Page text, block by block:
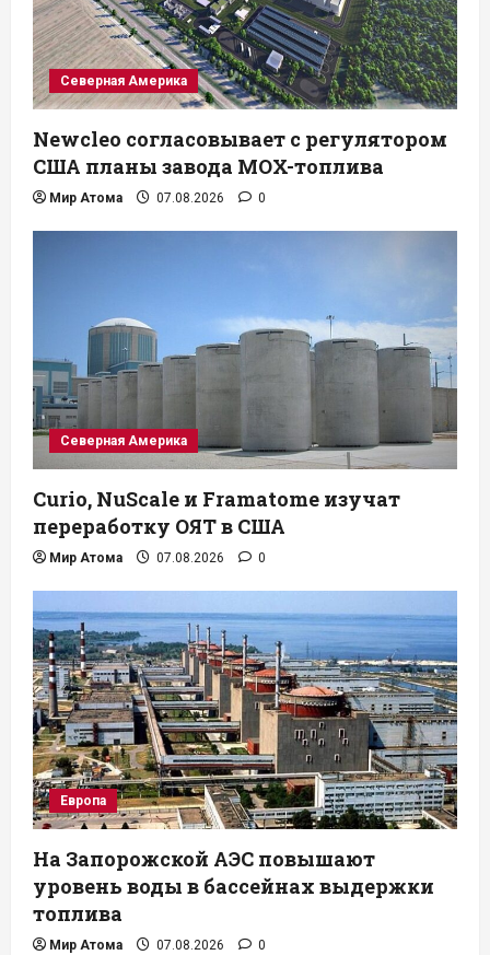
Северная Америка
Newcleo согласовывает с регулятором
США планы завода MOX-топлива
Мир Атома 07.08.2026 0
Северная Америка
Curio, NuScale и Framatome изучат
переработку ОЯТ в США
Мир Атома 07.08.2026 0
Европа
На Запорожской АЭС повышают
уровень воды в бассейнах выдержки
топлива
Мир Атома 07.08.2026 0